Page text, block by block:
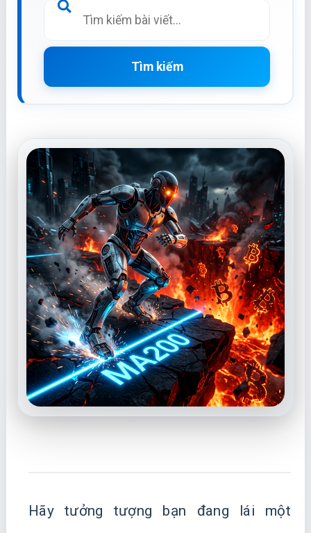
Tìm kiếm
Hãy tưởng tượng bạn đang lái một